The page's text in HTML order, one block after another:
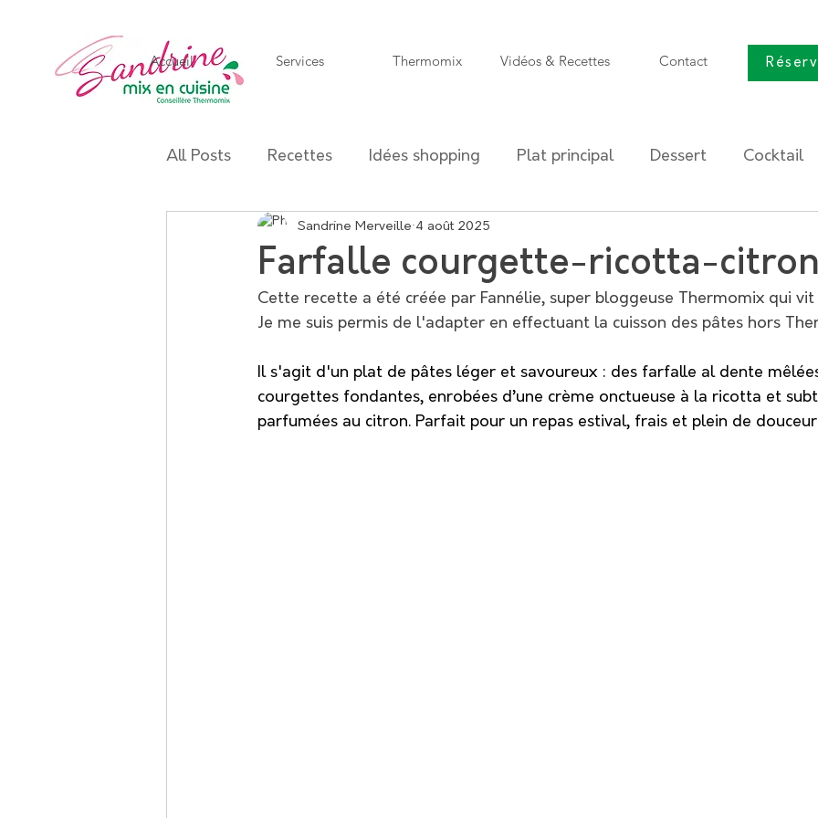
Accueil Services Thermomix Vidéos & Recettes Contact
All Posts Recettes Idées shopping Plat principal Dessert Cocktail
Mocktail Salade Petit déjeuner
Recettes saines Trucs & astuces Entrée
Farfalle courgette-ricotta-
Sandrine Merveille 4 août 2025
Cette recette a été créée par Fannélie, super bloggeuse Thermomix qui vit
Je me suis permis de l'adapter en effectuant la cuisson des pâtes hors
Il s'agit d'un plat de pâtes léger et savoureux : des farfalle al dente
courgettes fondantes, enrobées d’une crème onctueuse à la ricotta et
parfumées au citron. Parfait pour un repas estival, frais et plein de